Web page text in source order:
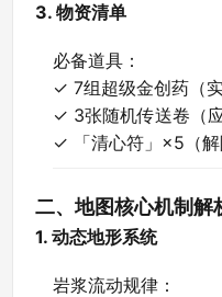
3. 物资清单
必备道具：
✓ 7组超级金创药（
✓ 3张随机传送卷（
✓ 「清心符」×5（解
二、地图核心机制解
1. 动态地形系统
岩浆流动规律：